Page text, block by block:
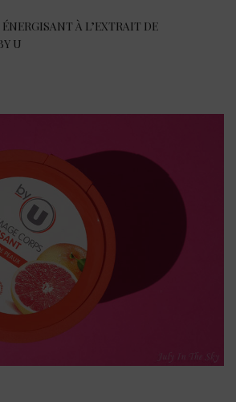
À L’EXTRAIT DE
U